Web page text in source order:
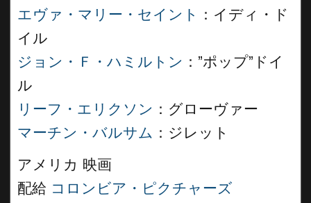
エヴァ・マリー・セイント
：イディ・ド
イル
ジョン・Ｆ・ハミルトン ：”ポップ”ドイ
ル
リーフ・エリクソン ：グローヴァー
マーチン・バルサム ：ジレット
アメリカ 映画
配給 コロンビア・ピクチャーズ